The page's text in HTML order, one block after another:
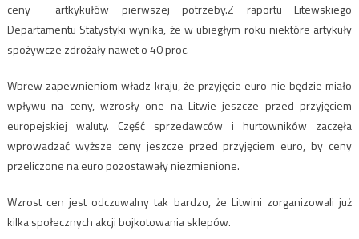
ceny artkykułów pierwszej potrzeby.Z raportu Litewskiego
Departamentu Statystyki wynika, że w ubiegłym roku niektóre artykuły
spożywcze zdrożały nawet o 40 proc.
Wbrew zapewnieniom władz kraju, że przyjęcie euro nie będzie miało
wpływu na ceny, wzrosły one na Litwie jeszcze przed przyjęciem
europejskiej waluty. Część sprzedawców i hurtowników zaczęła
wprowadzać wyższe ceny jeszcze przed przyjęciem euro, by ceny
przeliczone na euro pozostawały niezmienione.
Wzrost cen jest odczuwalny tak bardzo, że Litwini zorganizowali już
kilka społecznych akcji bojkotowania sklepów.